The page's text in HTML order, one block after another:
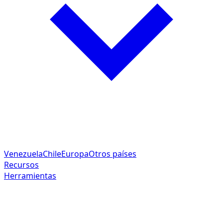
VenezuelaChileEuropaOtros países
Recursos
Herramientas